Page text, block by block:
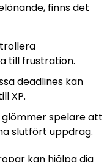
finns det
till frustration.
deadlines kan
XP.
spelare att
slutfört uppdrag.